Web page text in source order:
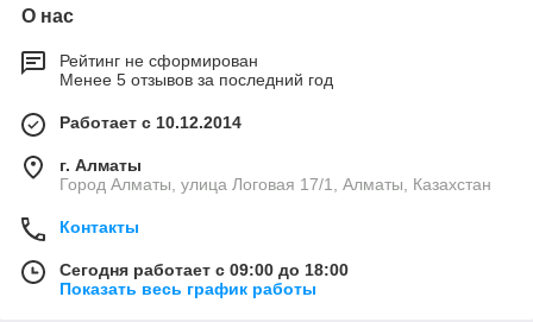
О нас
Рейтинг не сформирован
Менее 5 отзывов за последний год
Работает с 10.12.2014
г. Алматы
Город Алматы, улица Логовая 17/1, Алматы, Казахстан
Контакты
Сегодня работает с 09:00 до 18:00
Показать весь график работы